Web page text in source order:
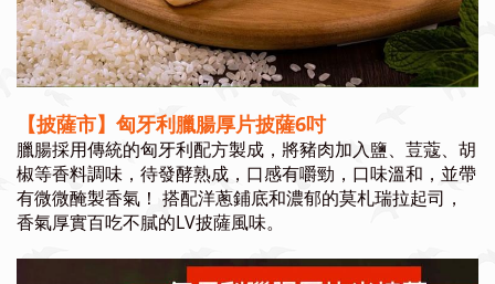
【披薩市】匈牙利臘腸厚片披薩6吋
臘腸採用傳統的匈牙利配方製成，將豬肉加入鹽、荳蔻、胡
椒等香料調味，待發酵熟成，口感有嚼勁，口味溫和，並帶
有微微醃製香氣！ 搭配洋蔥鋪底和濃郁的莫札瑞拉起司，
香氣厚實百吃不膩的LV披薩風味。